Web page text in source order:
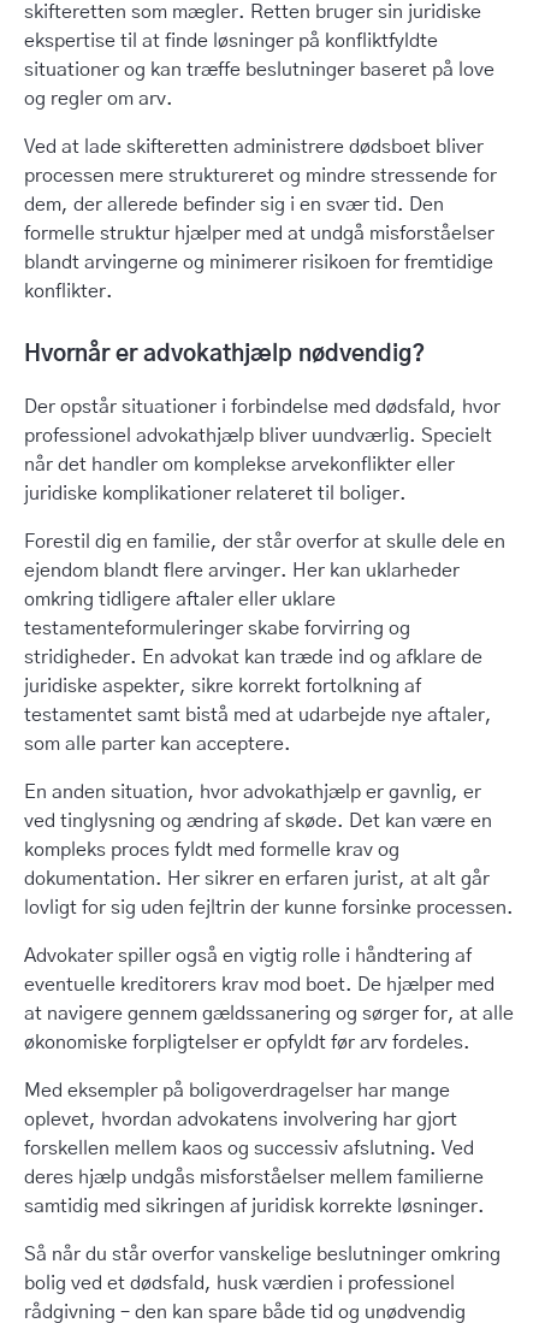
skifteretten som mægler. Retten bruger sin juridiske
ekspertise til at finde løsninger på konfliktfyldte
situationer og kan træffe beslutninger baseret på love
og regler om arv.
Ved at lade skifteretten administrere dødsboet bliver
processen mere struktureret og mindre stressende for
dem, der allerede befinder sig i en svær tid. Den
formelle struktur hjælper med at undgå misforståelser
blandt arvingerne og minimerer risikoen for fremtidige
konflikter.
Hvornår er advokathjælp nødvendig?
Der opstår situationer i forbindelse med dødsfald, hvor
professionel advokathjælp bliver uundværlig. Specielt
når det handler om komplekse arvekonflikter eller
juridiske komplikationer relateret til boliger.
Forestil dig en familie, der står overfor at skulle dele en
ejendom blandt flere arvinger. Her kan uklarheder
omkring tidligere aftaler eller uklare
testamenteformuleringer skabe forvirring og
stridigheder. En advokat kan træde ind og afklare de
juridiske aspekter, sikre korrekt fortolkning af
testamentet samt bistå med at udarbejde nye aftaler,
som alle parter kan acceptere.
En anden situation, hvor advokathjælp er gavnlig, er
ved tinglysning og ændring af skøde. Det kan være en
kompleks proces fyldt med formelle krav og
dokumentation. Her sikrer en erfaren jurist, at alt går
lovligt for sig uden fejltrin der kunne forsinke processen.
Advokater spiller også en vigtig rolle i håndtering af
eventuelle kreditorers krav mod boet. De hjælper med
at navigere gennem gældssanering og sørger for, at alle
økonomiske forpligtelser er opfyldt før arv fordeles.
Med eksempler på boligoverdragelser har mange
oplevet, hvordan advokatens involvering har gjort
forskellen mellem kaos og successiv afslutning. Ved
deres hjælp undgås misforståelser mellem familierne
samtidig med sikringen af juridisk korrekte løsninger.
Så når du står overfor vanskelige beslutninger omkring
bolig ved et dødsfald, husk værdien i professionel
rådgivning – den kan spare både tid og unødvendig